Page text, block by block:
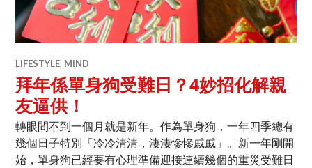
LIFESTYLE, MIND
拜年係單身狗受難日？4妙招化解親
友逼供！
轉眼間不到一個月就是新年。作為單身狗，一年四季總有
幾個日子特別「冷冷清清，淒淒慘慘戚戚」。新一年剛開
始，單身狗已經要有心理準備迎接連續幾個的重災受難日